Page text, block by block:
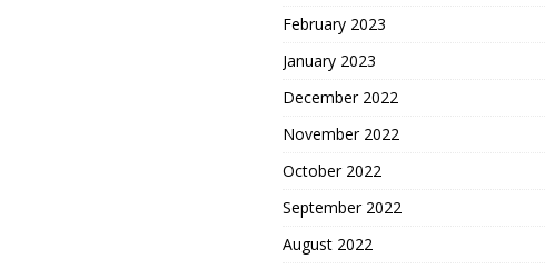
February 2023
January 2023
December 2022
November 2022
October 2022
September 2022
August 2022